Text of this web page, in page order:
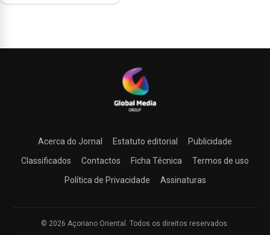
Acerca do Jornal Estatuto editorial
Publicidade
Classificados
Contactos Ficha Técnica
Termos de uso
Política de Privacidade
Assinaturas
© 2026 Açoriano Oriental. Todos os direitos reservados.